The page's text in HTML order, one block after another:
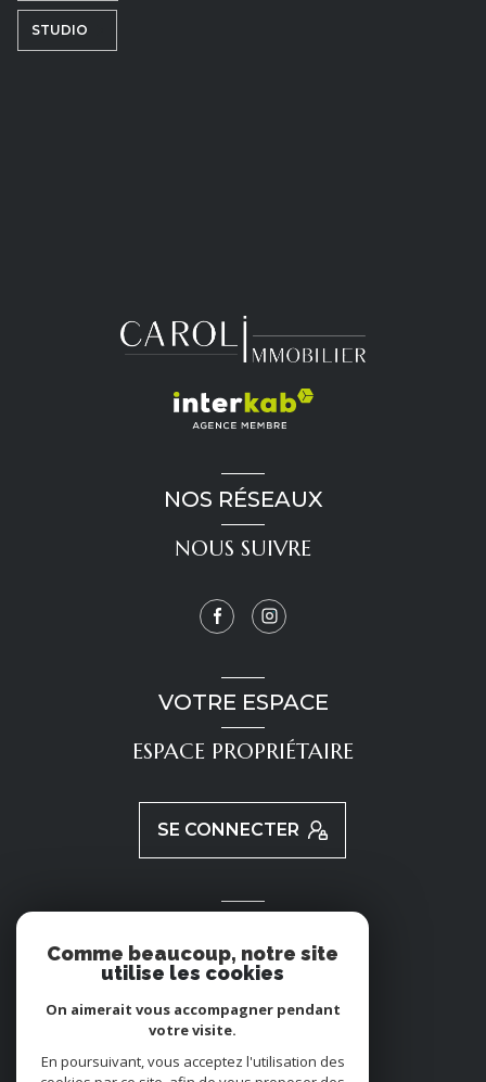
STUDIO
NOS RÉSEAUX
NOUS SUIVRE
VOTRE ESPACE
ESPACE PROPRIÉTAIRE
SE CONNECTER
NOUS ADHÉRONS
Comme beaucoup, notre site
utilise les cookies
On aimerait vous accompagner pendant
votre visite.
En poursuivant, vous acceptez l'utilisation des